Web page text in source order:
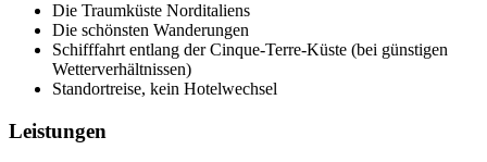
Die Traumküste Norditaliens
Die schönsten Wanderungen
Schifffahrt entlang der Cinque-Terre-Küste (bei günstigen
Wetterverhältnissen)
Standortreise, kein Hotelwechsel
Leistungen